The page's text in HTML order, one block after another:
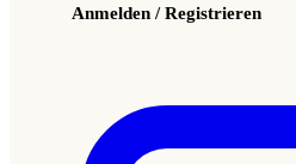
Anmelden / Registrieren